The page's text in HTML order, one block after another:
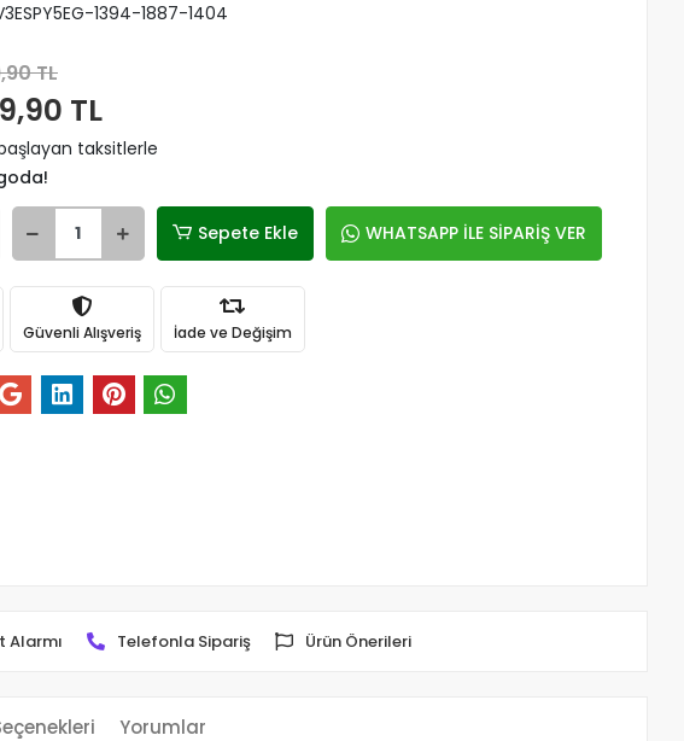
1394-1887-1404
TL
TL
taksitlerle
Sepete Ekle WHATSAPP İLE SİPARİŞ VER
Güvenli Alışveriş İade ve Değişim
Alarmı Telefonla Sipariş Ürün Önerileri
Yorumlar